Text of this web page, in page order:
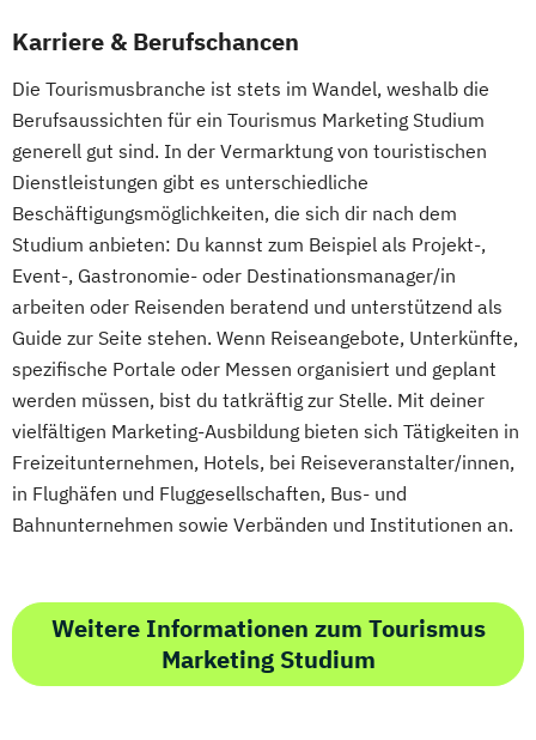
Karriere & Berufschancen
Die Tourismusbranche ist stets im Wandel, weshalb die
Berufsaussichten für ein Tourismus Marketing Studium
generell gut sind. In der Vermarktung von touristischen
Dienstleistungen gibt es unterschiedliche
Beschäftigungsmöglichkeiten, die sich dir nach dem
Studium anbieten: Du kannst zum Beispiel als Projekt-,
Event-, Gastronomie- oder Destinationsmanager/in
arbeiten oder Reisenden beratend und unterstützend als
Guide zur Seite stehen. Wenn Reiseangebote, Unterkünfte,
spezifische Portale oder Messen organisiert und geplant
werden müssen, bist du tatkräftig zur Stelle. Mit deiner
vielfältigen Marketing-Ausbildung bieten sich Tätigkeiten in
Freizeitunternehmen, Hotels, bei Reiseveranstalter/innen,
in Flughäfen und Fluggesellschaften, Bus- und
Bahnunternehmen sowie Verbänden und Institutionen an.
Weitere Informationen zum Tourismus
Marketing Studium